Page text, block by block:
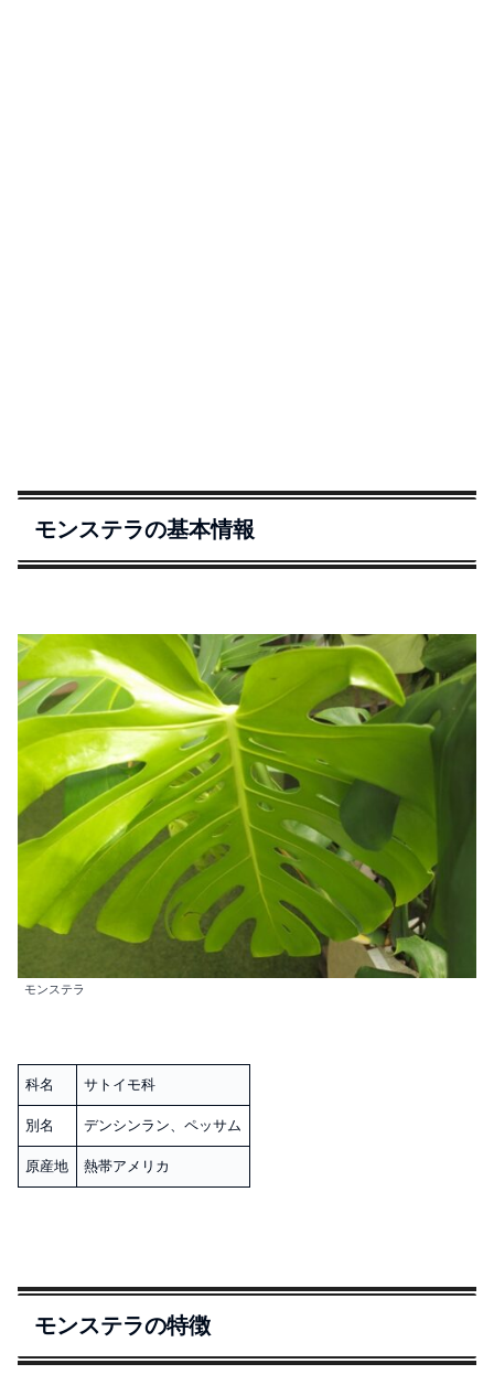
モンステラの基本情報
モンステラ
科名 サトイモ科
別名 デンシンラン、ペッサム
原産地 熱帯アメリカ
モンステラの特徴